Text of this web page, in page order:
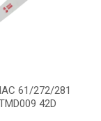
61/272/281
42D